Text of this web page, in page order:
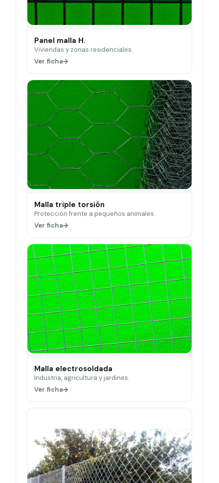
Panel malla H.
Viviendas y zonas residenciales.
Ver ficha
Malla triple torsión
Protección frente a pequeños animales.
Ver ficha
Malla electrosoldada
Industria, agricultura y jardines.
Ver ficha